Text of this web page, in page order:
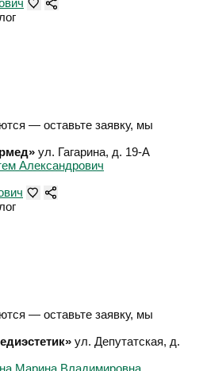
— оставьте заявку, мы
ул. Гагарина, д. 19-А
— оставьте заявку, мы
ул. Депутатская, д.